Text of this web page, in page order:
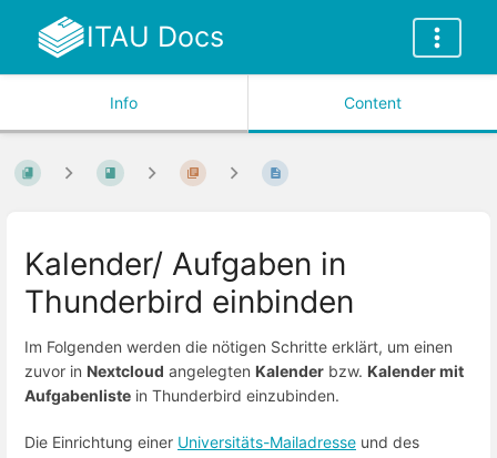
ITAU Docs
Info Content
Kalender/ Aufgaben in
Thunderbird einbinden
Im Folgenden werden die nötigen Schritte erklärt, um einen
zuvor in Nextcloud angelegten Kalender bzw. Kalender mit
Aufgabenliste in Thunderbird einzubinden.
Die Einrichtung einer Universitäts-Mailadresse und des